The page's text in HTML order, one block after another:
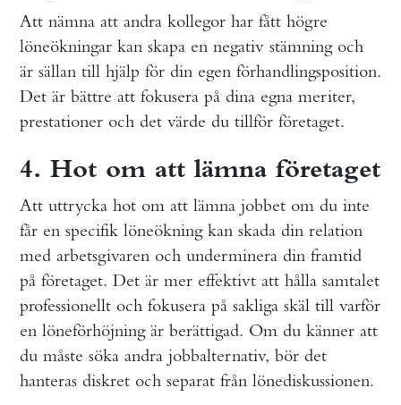
Att nämna att andra kollegor har fått högre
löneökningar kan skapa en negativ stämning och
är sällan till hjälp för din egen förhandlingsposition.
Det är bättre att fokusera på dina egna meriter,
prestationer och det värde du tillför företaget.
4. Hot om att lämna företaget
Att uttrycka hot om att lämna jobbet om du inte
får en specifik löneökning kan skada din relation
med arbetsgivaren och underminera din framtid
på företaget. Det är mer effektivt att hålla samtalet
professionellt och fokusera på sakliga skäl till varför
en löneförhöjning är berättigad. Om du känner att
du måste söka andra jobbalternativ, bör det
hanteras diskret och separat från lönediskussionen.